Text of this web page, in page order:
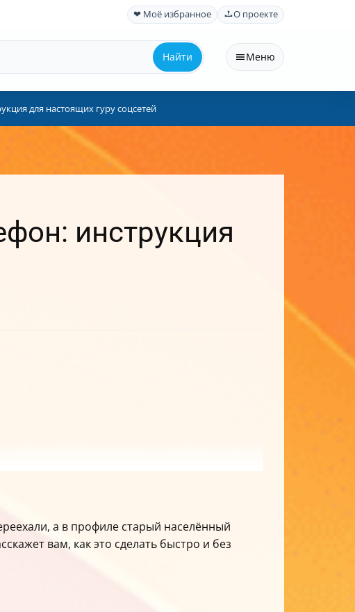
❤ Моё избранное О проекте
Найти Меню
для настоящих гуру соцсетей
инструкция
а в профиле старый населённый
вам, как это сделать быстро и без